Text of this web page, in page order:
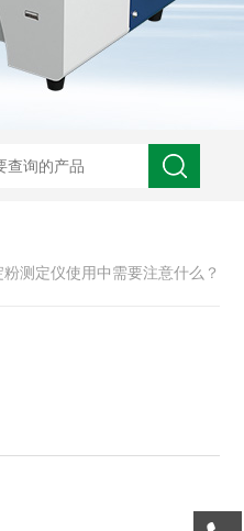
粉测定仪使用中需要注意什么？